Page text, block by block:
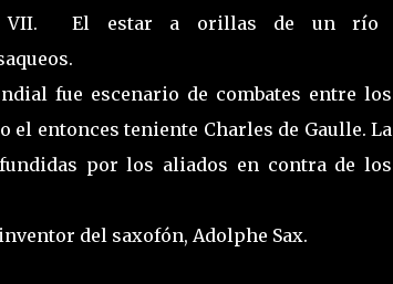
VII. El estar a orillas de un río
fue escenario de combates entre los
el entonces teniente Charles de Gaulle. La
por los aliados en contra de los
del saxofón, Adolphe Sax.